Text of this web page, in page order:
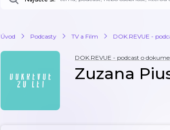
Úvod Podcasty TV a Film DOK.REVUE -
DOK.REVUE - podcast o
Zuzana